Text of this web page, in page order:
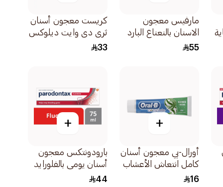
مارفيس معجون
الاسنان بالنعناع البارد
85مل
55
كريست معجون أسنان
ثري دي وايت ديلوكس
انتعاش المدخنين 75مل
33
+
أورال-بي معجون أسنان
كامل انتعاش الأعشاب
100مل
16
+
بارودونتكس معجون
أسنان يومي بالفلورايد
الفعال للحفاظ على
44